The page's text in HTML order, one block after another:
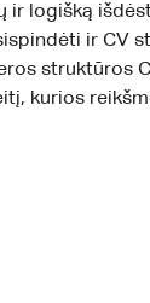
logišką
ir CV
struktūros
kurios